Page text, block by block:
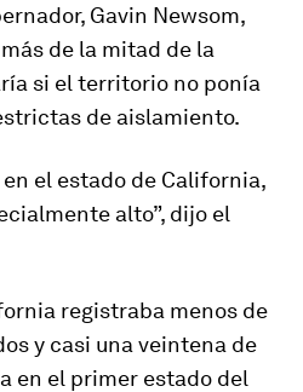
Gavin Newsom,
más de la mitad de la
si el territorio no ponía
de aislamiento.
el estado de California,
alto”, dijo el
registraba menos de
y casi una veintena de
en el primer estado del